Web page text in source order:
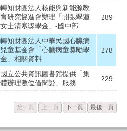
轉知財團法人核能與新能源教
育研究協進會辦理「開張翠蓮
女士清寒獎學金」-國中部
289
轉知財團法人中華民國心臟病
兒童基金會「心臟病童獎勵學
金」相關資料
278
國立公共資訊圖書館提供「集
體辦理數位借閱證」服務
229
第一頁 上一頁 下一頁 最後一頁